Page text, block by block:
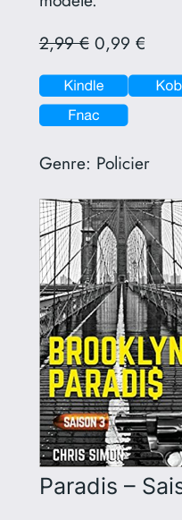
2,99 €0,99 €
Genre: Policier
Paradis –